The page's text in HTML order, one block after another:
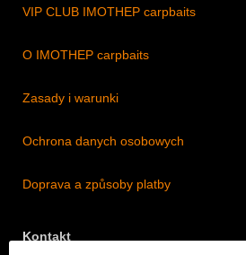
VIP CLUB IMOTHEP carpbaits
O IMOTHEP carpbaits
Zasady i warunki
Ochrona danych osobowych
Doprava a způsoby platby
Kontakt